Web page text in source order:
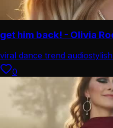
get him back! - Olivia
viral dance trend audio
0